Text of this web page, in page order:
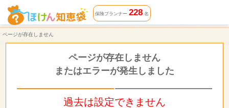
ページが存在しません | ほけん知恵袋
保険プランナー 228名
ページが存在しません
ページが存在しません
またはエラーが発生しました
過去は設定できません